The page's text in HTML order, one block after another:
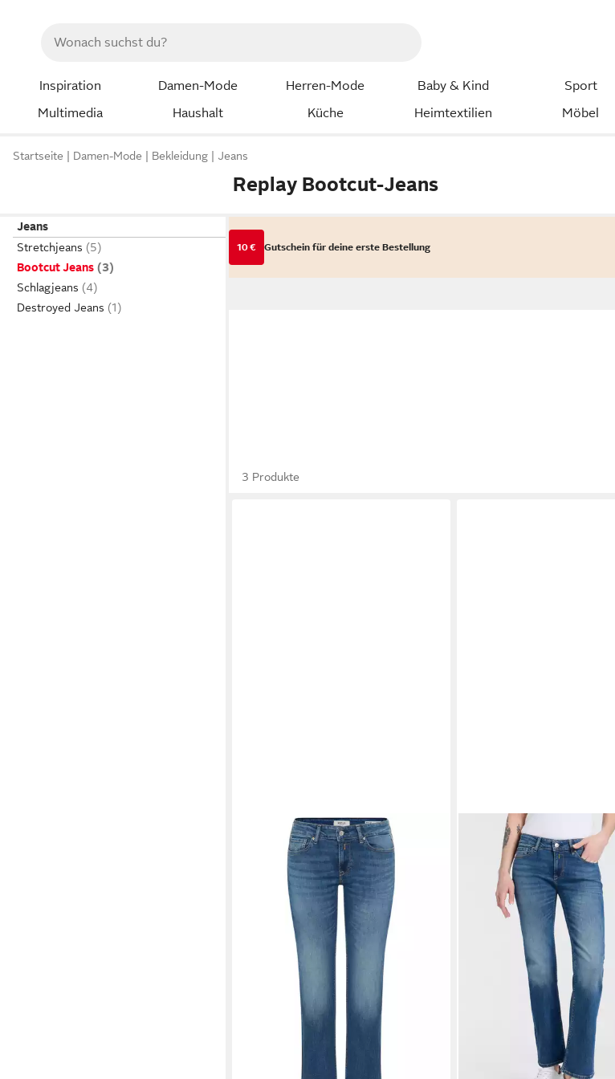
Inspiration Damen-Mode Herren-Mode Baby & Kind Sport
Multimedia
Haushalt Küche Heimtextilien Möbel
Startseite Damen-Mode Bekleidung Jeans
Replay Bootcut-Jeans
Jeans
Stretchjeans
Bootcut Jeans
Schlagjeans
Destroyed Jeans
10 € Gutschein für deine erste Bestellung
3 Produkte